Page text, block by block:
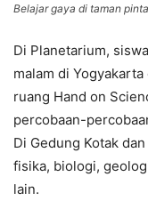
Belajar gaya di taman
Di Planetarium,
malam di
ruang Hand on
percobaan-
Di Gedung Kotak
fisika, biologi,
lain.